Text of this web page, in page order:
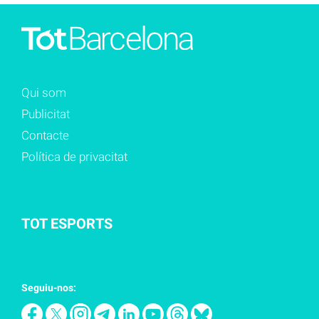
Qui som
Publicitat
Contacte
Política de privacitat
TOT ESPORTS
Seguiu-nos: